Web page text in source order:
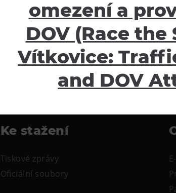
Ke stažení
Tiskové zprávy
Oficiální soubory
omezení a
DOV (Race
Vítkovice:
and DOV